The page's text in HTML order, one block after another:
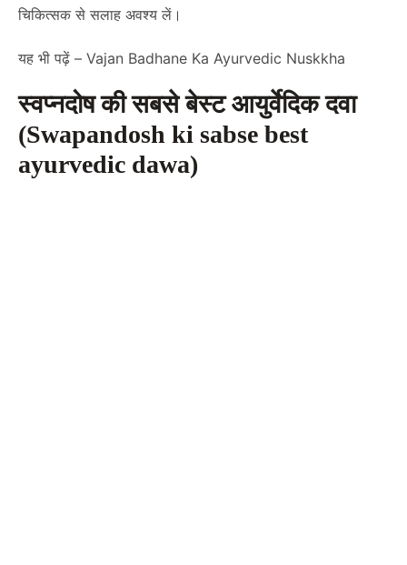
चिकित्सक से सलाह अवश्य लें।
यह भी पढ़ें – Vajan Badhane Ka Ayurvedic Nuskkha
स्वप्नदोष की सबसे बेस्ट आयुर्वेदिक दवा
(Swapandosh ki sabse best
ayurvedic dawa)